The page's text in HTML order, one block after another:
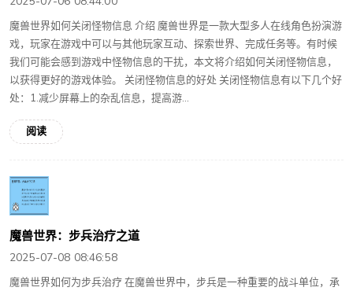
魔兽世界如何关闭怪物信息 介绍 魔兽世界是一款大型多人在线角色扮演游
戏，玩家在游戏中可以与其他玩家互动、探索世界、完成任务等。有时候
我们可能会感到游戏中怪物信息的干扰，本文将介绍如何关闭怪物信息，
以获得更好的游戏体验。 关闭怪物信息的好处 关闭怪物信息有以下几个好
处：1.减少屏幕上的杂乱信息，提高游...
阅读
魔兽世界：步兵治疗之道
2025-07-08 08:46:58
魔兽世界如何为步兵治疗 在魔兽世界中，步兵是一种重要的战斗单位，承